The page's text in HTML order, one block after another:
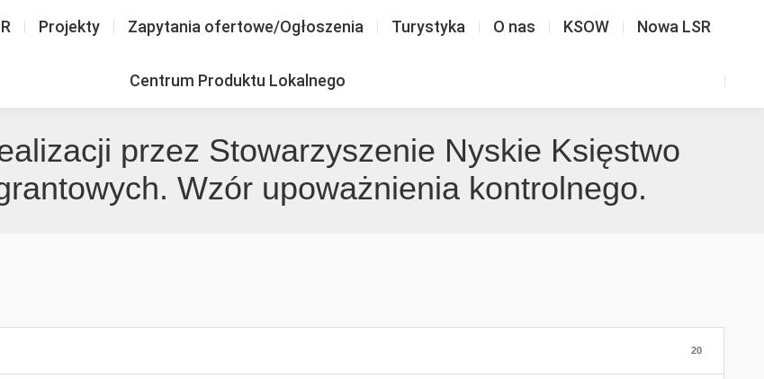
Projekty Zapytania ofertowe/Ogłoszenia Turystyka O nas KSOW Nowa LSR
Centrum Produktu Lokalnego
przez Stowarzyszenie Nyskie Księstwo
Wzór upoważnienia kontrolnego.
20